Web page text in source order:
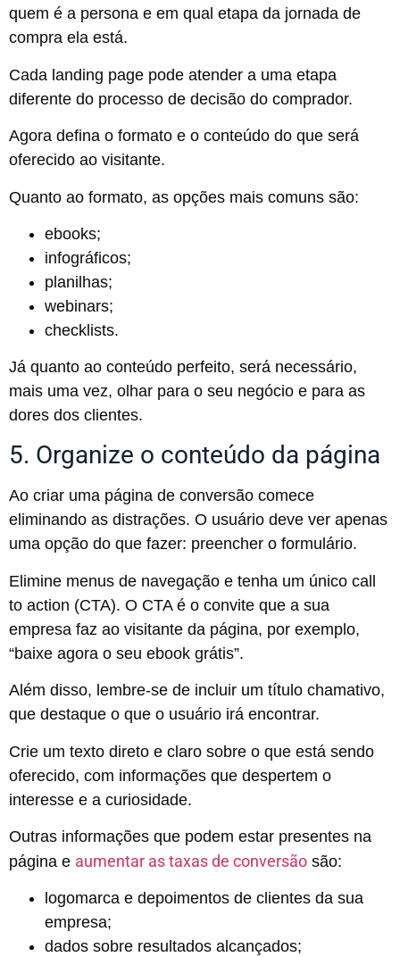
quem é a persona e em qual etapa da jornada de
compra ela está.
Cada landing page pode atender a uma etapa
diferente do processo de decisão do comprador.
Agora defina o formato e o conteúdo do que será
oferecido ao visitante.
Quanto ao formato, as opções mais comuns são:
ebooks;
infográficos;
planilhas;
webinars;
checklists.
Já quanto ao conteúdo perfeito, será necessário,
mais uma vez, olhar para o seu negócio e para as
dores dos clientes.
5. Organize o conteúdo da página
Ao criar uma página de conversão comece
eliminando as distrações. O usuário deve ver apenas
uma opção do que fazer: preencher o formulário.
Elimine menus de navegação e tenha um único call
to action (CTA). O CTA é o convite que a sua
empresa faz ao visitante da página, por exemplo,
“baixe agora o seu ebook grátis”.
Além disso, lembre-se de incluir um título chamativo,
que destaque o que o usuário irá encontrar.
Crie um texto direto e claro sobre o que está sendo
oferecido, com informações que despertem o
interesse e a curiosidade.
Outras informações que podem estar presentes na
página e aumentar as taxas de conversão são:
logomarca e depoimentos de clientes da sua
empresa;
dados sobre resultados alcançados;